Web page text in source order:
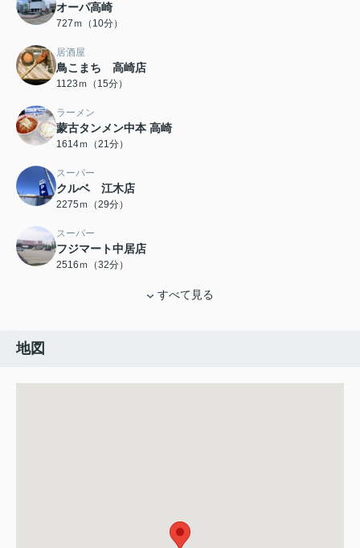
オーパ高崎
727ｍ（10分）
居酒屋
鳥こまち 高崎店
1123ｍ（15分）
ラーメン
蒙古タンメン中本 高崎
1614ｍ（21分）
スーパー
クルベ 江木店
2275ｍ（29分）
スーパー
フジマート中居店
2516ｍ（32分）
すべて見る
地図